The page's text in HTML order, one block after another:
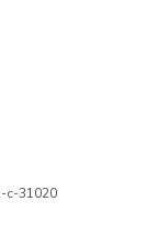
c-31020